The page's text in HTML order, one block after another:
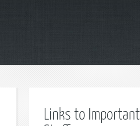
Links to Important